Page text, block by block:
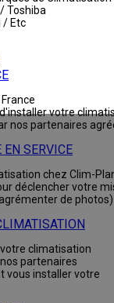
Toshiba
/ Etc
votre
nos partenaires
SERVICE
chez Clim-
déclencher votre
de photos)
climatisation
partenaires
vous installer votre